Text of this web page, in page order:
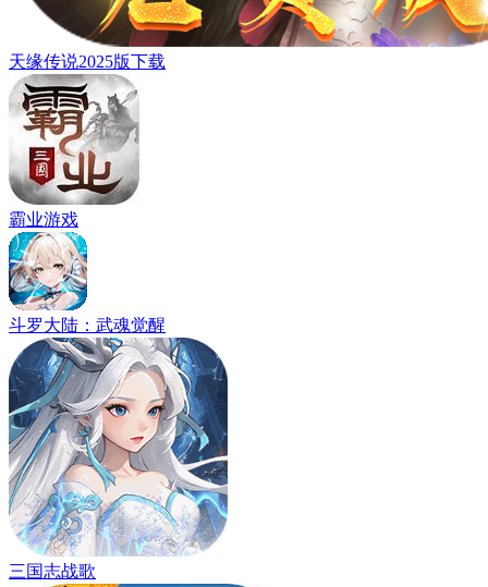
天缘传说2025版下载
霸业游戏
斗罗大陆：武魂觉醒
三国志战歌